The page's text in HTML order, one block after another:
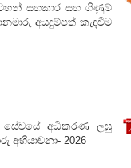
සහකාර සහ ගිණුම්
අයදුම්පත් කැඳවීම
සේවයේ අධිකරණ ලඝු
අභියාචනා- 2026